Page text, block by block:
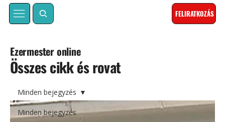
FELIRATKOZÁS
Összes cikk és rovat
Ezermester online
Minden bejegyzés
Minden bejegyzés